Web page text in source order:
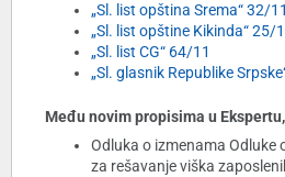
„Sl. list opština Srema“ 32/11
„Sl. list opštine Kikinda“ 25/
„Sl. list CG“ 64/11
„Sl. glasnik Republike
Među novim propisima u
Odluka o izmenama Odluke
za rešavanje viška